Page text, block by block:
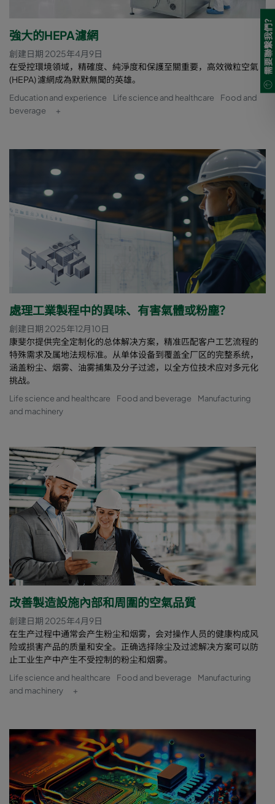
強大的HEPA濾網
創建日期 2025年4月9日
在受控環境領域，精確度、純淨度和保護至關重要，高效微粒空氣
(HEPA) 濾網成為默默無聞的英雄。
Education and experience Life science and healthcare
Food and
beverage
+
處理工業製程中的異味、有害氣體或粉塵？
創建日期 2025年12月10日
康斐尔提供完全定制化的总体解决方案，精准匹配客户工艺流程的
特殊需求及属地法规标准。从单体设备到覆盖全厂区的完整系统，
涵盖粉尘、烟雾、油雾捕集及分子过滤，以全方位技术应对多元化
挑战。
Life science and healthcare Food and beverage
Manufacturing
and machinery
改善製造設施內部和周圍的空氣品質
創建日期 2025年4月9日
在生产过程中通常会产生粉尘和烟雾，会对操作人员的健康构成风
险或损害产品的质量和安全。正确选择除尘及过滤解决方案可以防
止工业生产中产生不受控制的粉尘和烟雾。
Life science and healthcare Food and beverage
Manufacturing
and machinery
+
需要聯繫我們?